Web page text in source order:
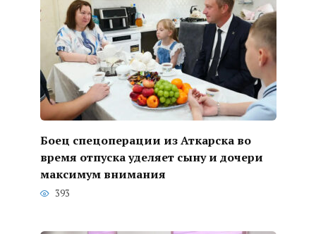
Боец спецоперации из Аткарска во
время отпуска уделяет сыну и дочери
максимум внимания
393